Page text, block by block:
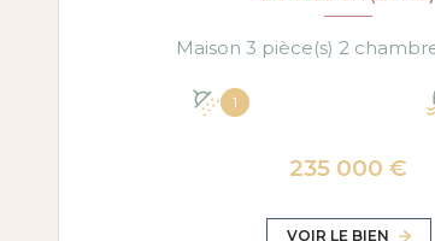
1
235 000 €
VOIR LE BIEN